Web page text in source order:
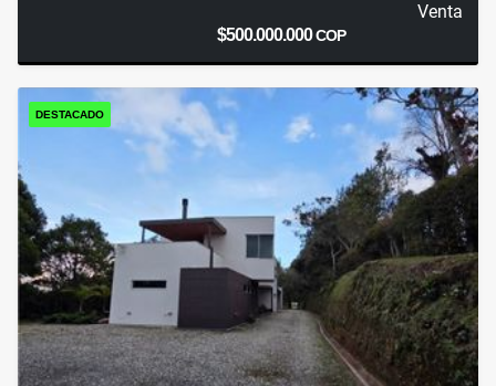
Venta
$500.000.000COP
DESTACADO